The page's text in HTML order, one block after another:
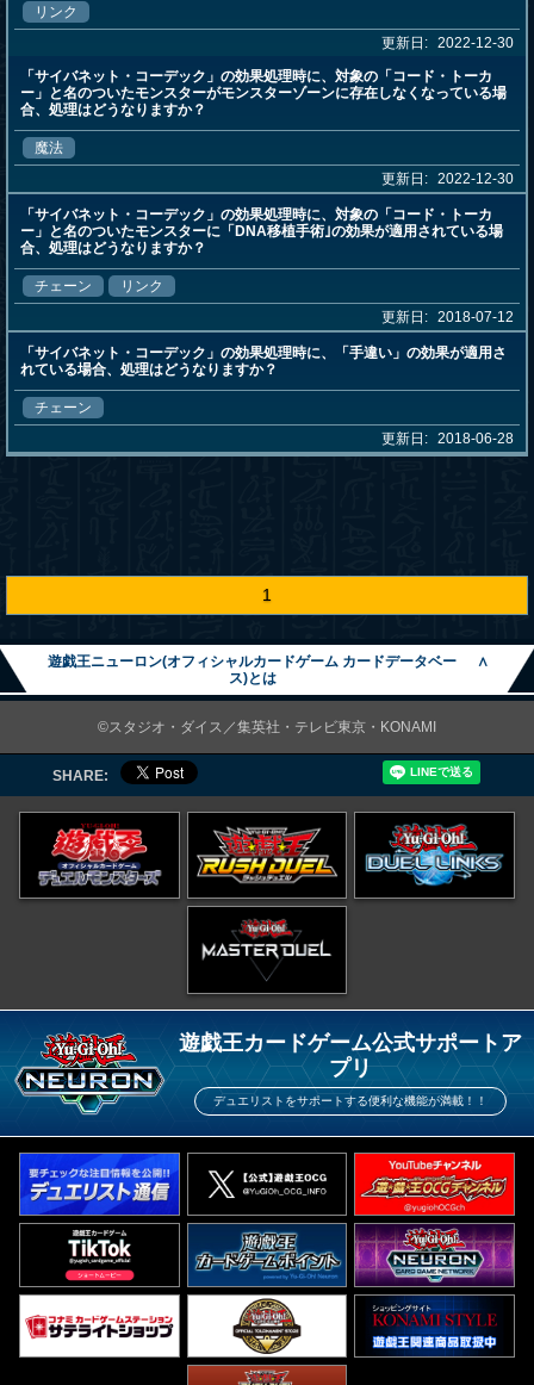
リンク
更新日: 2022-12-30
「サイバネット・コーデック」の効果処理時に、対象の「コード・トーカ
ー」と名のついたモンスターがモンスターゾーンに存在しなくなっている場
合、処理はどうなりますか？
魔法
更新日: 2022-12-30
「サイバネット・コーデック」の効果処理時に、対象の「コード・トーカ
ー」と名のついたモンスターに「DNA移植手術｣の効果が適用されている場
合、処理はどうなりますか？
チェーン
リンク
更新日: 2018-07-12
「サイバネット・コーデック」の効果処理時に、「手違い」の効果が適用さ
れている場合、処理はどうなりますか？
チェーン
更新日: 2018-06-28
1
遊戯王ニューロン(オフィシャルカードゲーム カードデータベー
ス)とは
∧
©スタジオ・ダイス／集英社・テレビ東京・KONAMI
SHARE:
遊戯王カードゲーム公式サポートア
プリ
デュエリストをサポートする便利な機能が満載！！